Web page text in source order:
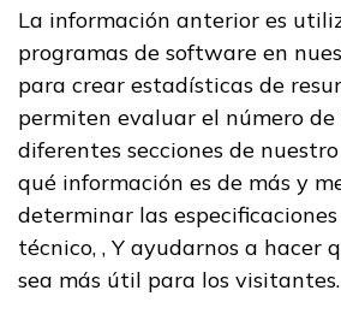
La información anterior es
programas de software en
para crear estadísticas de
permiten evaluar el número
diferentes secciones de
qué información es de más y
determinar las
técnico, , Y ayudarnos a hacer
sea más útil para los visitantes.